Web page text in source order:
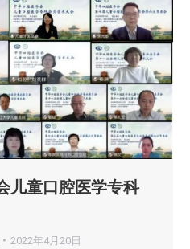
儿童口腔医学专科
2022年4月20日